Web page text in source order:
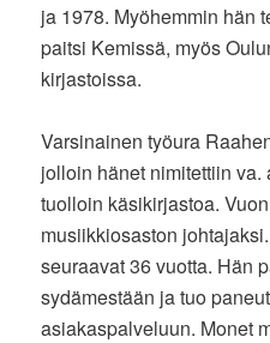
ja 1978. Myöhemmin hän
paitsi Kemissä, myös
kirjastoissa.
Varsinainen työura
jolloin hänet nimitettiin
tuolloin käsikirjastoa.
musiikkiosaston
seuraavat 36 vuotta. Hän
sydämestään ja tuo
asiakaspalveluun. Monet